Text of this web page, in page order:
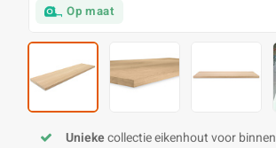
Op maat
Uniekecollectie eikenhout voor binnen